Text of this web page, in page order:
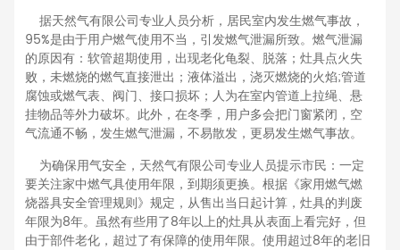
据天然气有限公司专业人员分析，居民室内发生燃气事故，
95%是由于用户燃气使用不当，引发燃气泄漏所致。燃气泄漏
的原因有：软管超期使用，出现老化龟裂、脱落；灶具点火失
败，未燃烧的燃气直接泄出；液体溢出，浇灭燃烧的火焰;管道
腐蚀或燃气表、阀门、接口损坏；人为在室内管道上拉绳、悬
挂物品等外力破坏。此外，在冬季，用户多会把门窗紧闭，空
气流通不畅，发生燃气泄漏，不易散发，更易发生燃气事故。
为确保用气安全，天然气有限公司专业人员提示市民：一定
要关注家中燃气具使用年限，到期须更换。根据《家用燃气燃
烧器具安全管理规则》规定，从售出当日起计算，灶具的判废
年限为8年。虽然有些用了8年以上的灶具从表面上看完好，但
由于部件老化，超过了有保障的使用年限。使用超过8年的老旧